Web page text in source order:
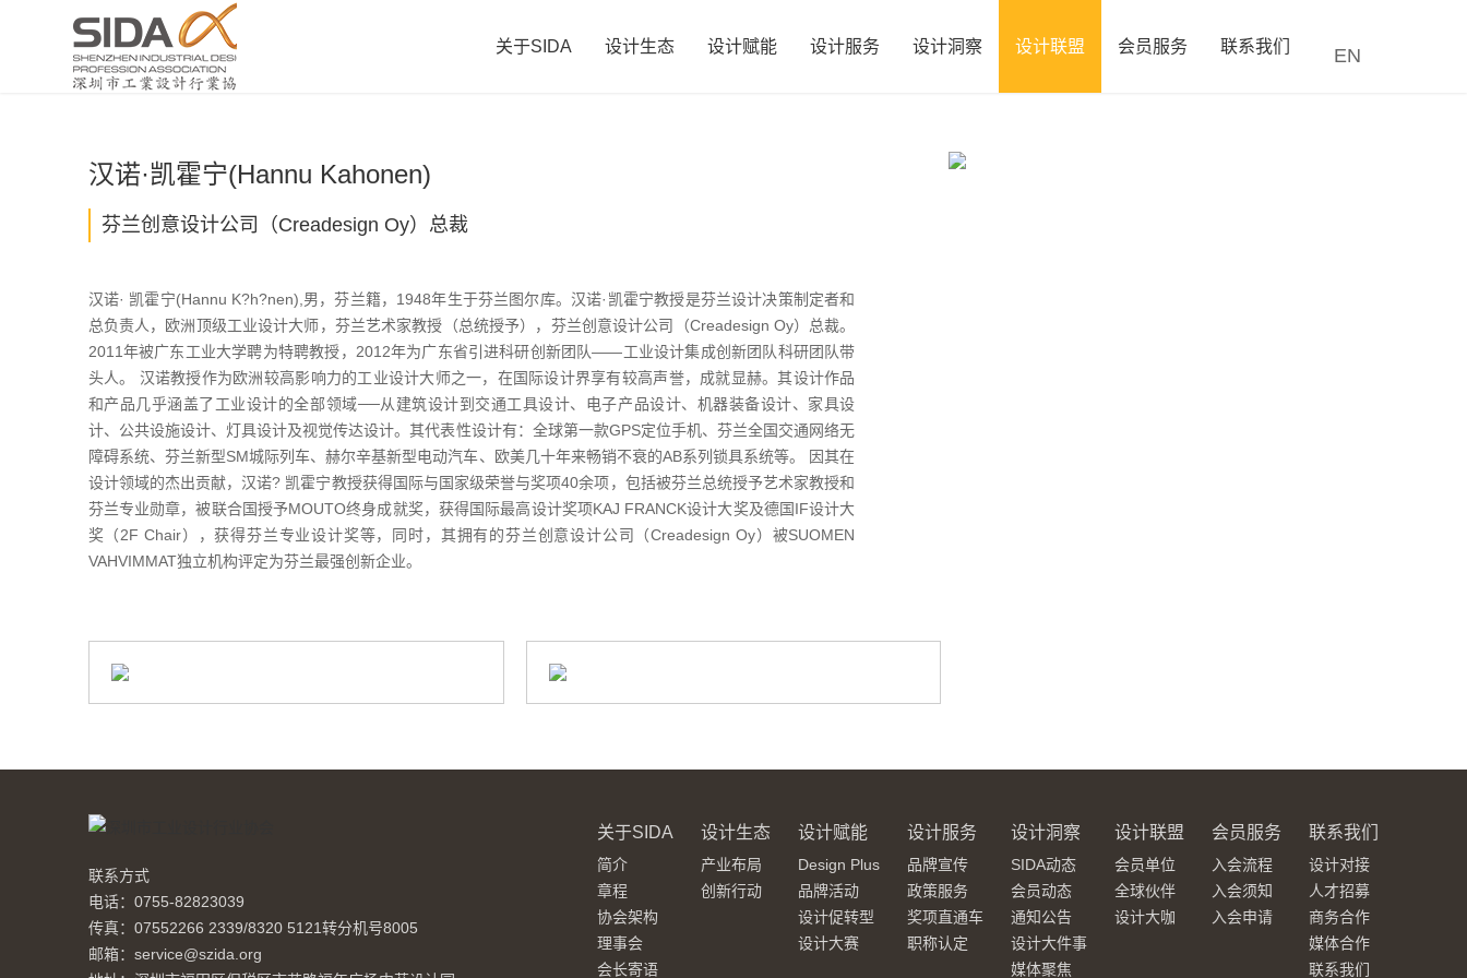
关于SIDA 设计生态 设计赋能 设计服务 设计洞察 设计联盟 会员服务 联系我们 EN
汉诺·凯霍宁(Hannu Kahonen)
芬兰创意设计公司（Creadesign Oy）总裁
汉诺· 凯霍宁(Hannu K?h?nen),男，芬兰籍，1948年生于芬兰图尔库。汉诺·凯霍宁教授是芬兰设计决策制定者和
总负责人，欧洲顶级工业设计大师，芬兰艺术家教授（总统授予），芬兰创意设计公司（Creadesign Oy）总裁。
2011年被广东工业大学聘为特聘教授，2012年为广东省引进科研创新团队——工业设计集成创新团队科研团队带
头人。 汉诺教授作为欧洲较高影响力的工业设计大师之一，在国际设计界享有较高声誉，成就显赫。其设计作品
和产品几乎涵盖了工业设计的全部领域──从建筑设计到交通工具设计、电子产品设计、机器装备设计、家具设
计、公共设施设计、灯具设计及视觉传达设计。其代表性设计有：全球第一款GPS定位手机、芬兰全国交通网络无
障碍系统、芬兰新型SM城际列车、赫尔辛基新型电动汽车、欧美几十年来畅销不衰的AB系列锁具系统等。 因其在
设计领域的杰出贡献，汉诺? 凯霍宁教授获得国际与国家级荣誉与奖项40余项，包括被芬兰总统授予艺术家教授和
芬兰专业勋章，被联合国授予MOUTO终身成就奖，获得国际最高设计奖项KAJ FRANCK设计大奖及德国IF设计大
奖（2F Chair），获得芬兰专业设计奖等，同时，其拥有的芬兰创意设计公司（Creadesign Oy）被SUOMEN
VAHVIMMAT独立机构评定为芬兰最强创新企业。
关于SIDA
简介
章程
协会架构
理事会
会长寄语
设计生态
产业布局
创新行动
设计赋能
Design Plus
品牌活动
设计促转型
设计大赛
设计服务
品牌宣传
政策服务
奖项直通车
职称认定
设计洞察
SIDA动态
会员动态
通知公告
设计大件事
媒体聚焦
设计联盟
会员单位
全球伙伴
设计大咖
会员服务
入会流程
入会须知
入会申请
联系我们
设计对接
人才招募
商务合作
媒体合作
联系我们
联系方式
电话：0755-82823039
传真：07552266 2339/8320 5121转分机号8005
邮箱：service@szida.org